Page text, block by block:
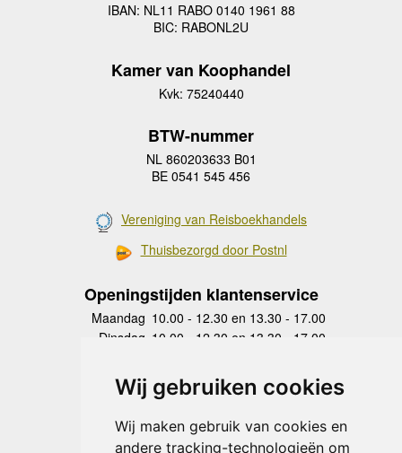
Wij gebruiken cookies
Wij maken gebruik van cookies en
andere tracking-technologieën om
IBAN: NL11 RABO 0140 1961 88
BIC: RABONL2U
Kamer van Koophandel
Kvk: 75240440
BTW-nummer
NL 860203633 B01
BE 0541 545 456
Vereniging van Reisboekhandels
Thuisbezorgd door Postnl
Openingstijden klantenservice
Maandag 10.00 - 12.30 en 13.30 - 17.00
Dinsdag 10.00 - 12.30 en 13.30 - 17.00
Donderdag
10.00 - 12.30 en 13.30 - 17.00
Vrijdag 10.00 - 12.30 en 13.30 - 17.00
Zaterdag
gesloten
Zondag gesloten